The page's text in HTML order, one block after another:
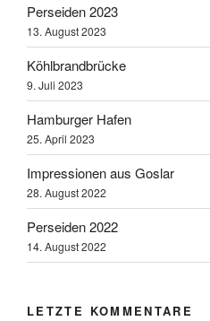
Perseiden 2023
13. August 2023
Köhlbrandbrücke
9. Juli 2023
Hamburger Hafen
25. April 2023
Impressionen aus Goslar
28. August 2022
Perseiden 2022
14. August 2022
LETZTE KOMMENTARE